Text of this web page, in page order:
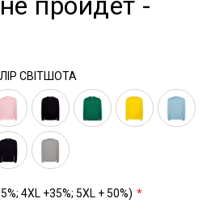
СВІТШОТА
4XL +35%; 5XL + 50%)